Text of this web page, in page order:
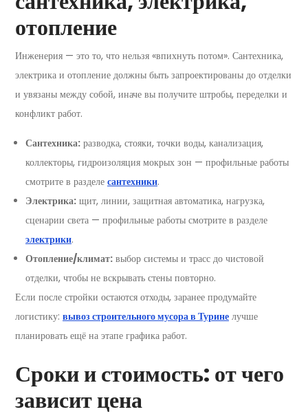
отопление
Инженерия — это то, что нельзя «впихнуть потом». Сантехника,
электрика и отопление должны быть запроектированы до отделки
и увязаны между собой, иначе вы получите штробы, переделки и
конфликт работ.
Сантехника: разводка, стояки, точки воды, канализация,
коллекторы, гидроизоляция мокрых зон — профильные работы
смотрите в разделе сантехники.
Электрика: щит, линии, защитная автоматика, нагрузка,
сценарии света — профильные работы смотрите в разделе
электрики.
Отопление/климат: выбор системы и трасс до чистовой
отделки, чтобы не вскрывать стены повторно.
Если после стройки остаются отходы, заранее продумайте
логистику: вывоз строительного мусора в Турине лучше
планировать ещё на этапе графика работ.
Сроки и стоимость: от чего
зависит цена